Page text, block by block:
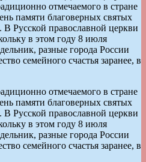
отмечаемого в стране
памяти благоверных святых
Русской православной церкви
в этом году 8 июля
разные города России
семейного счастья заранее, в
отмечаемого в стране
памяти благоверных святых
Русской православной церкви
в этом году 8 июля
разные города России
семейного счастья заранее, в